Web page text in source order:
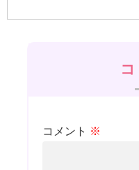
コメント ※